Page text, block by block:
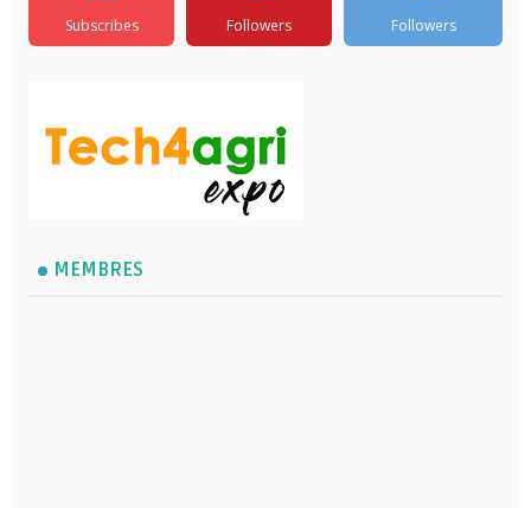
Subscribes Followers Followers
MEMBRES